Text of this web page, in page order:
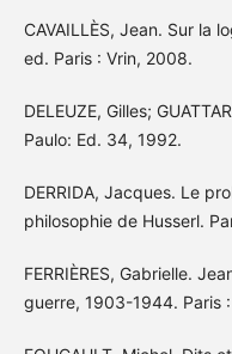
CAVAILLÈS, Jean. Sur la
ed. Paris : Vrin, 2008.
DELEUZE, Gilles;
Paulo: Ed. 34, 1992.
DERRIDA, Jacques. Le
philosophie de Husserl.
FERRIÈRES, Gabrielle.
guerre, 1903-1944. Paris